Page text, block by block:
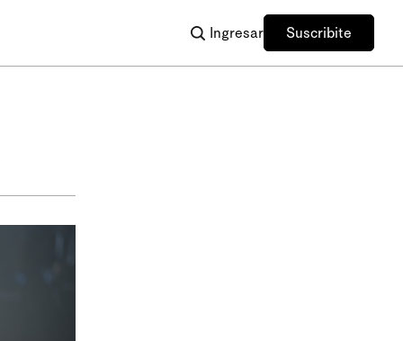
Ingresar Suscribite